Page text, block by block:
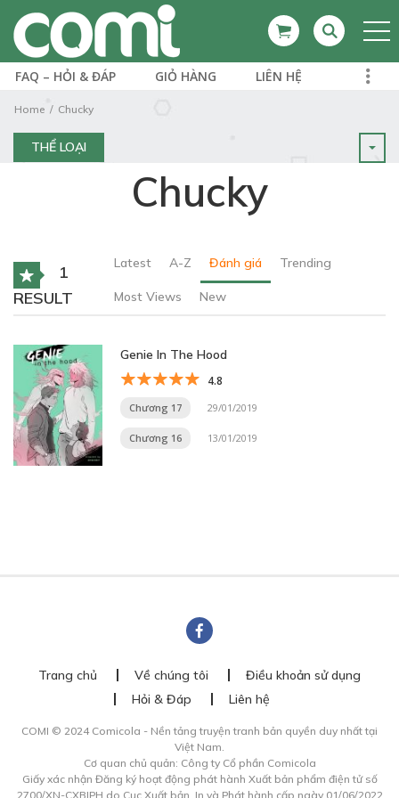
FAQ – HỎI & ĐÁP GIỎ HÀNG LIÊN HỆ
Home Chucky
THỂ LOẠI
Chucky
1
RESULT
Latest A-Z Đánh giá Trending
Most Views New
Genie In The Hood
4.8
Chương 17 29/01/2019
Chương 16 13/01/2019
Trang chủ Về chúng tôi
Điều khoản sử dụng
Hỏi & Đáp
Liên hệ
COMI © 2024 Comicola - Nền tảng truyện tranh bản quyền duy nhất tại
Việt Nam.
Cơ quan chủ quản: Công ty Cổ phần Comicola
Giấy xác nhận Đăng ký hoạt động phát hành Xuất bản phẩm điện tử số
2700/XN-CXBIPH do Cục Xuất bản, In và Phát hành cấp ngày 01/06/2022